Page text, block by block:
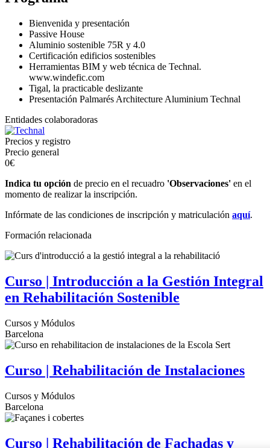
Bienvenida y presentación
Passive House
Aluminio sostenible 75R y 4.0
Certificación edificios sostenibles
Herramientas BIM y web técnica de Technal.
www.windefic.com
Tigal, la practicable deslizante
Presentación Palmarés Architecture Aluminium Technal
Entidades colaboradoras
Precios y registro
Precio general
0€
Indica tu opción de precio en el recuadro 'Observaciones' en el
momento de realizar la inscripción.
Infórmate de las condiciones de inscripción y matriculación aquí.
Formación relacionada
Curso | Introducción a la Gestión Integral
en Rehabilitación Sostenible
Cursos y Módulos
Barcelona
Curso | Rehabilitación de Instalaciones
Cursos y Módulos
Barcelona
Curso | Rehabilitación de Fachadas y